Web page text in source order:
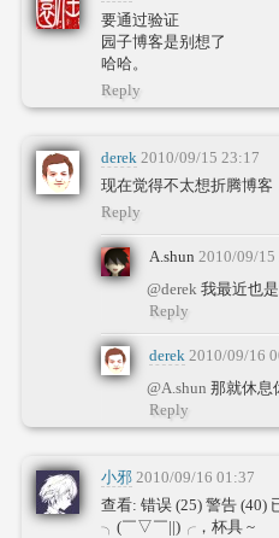
要通过验证
园子博客是别想了
哈哈。
Reply
derek 2010/09/15 23:17
现在觉得不太想折腾博客
Reply
A.shun 2010/09/15
@derek 我最近也
Reply
derek 2010/09/16
@A.shun 那就休息
Reply
小邪 2010/09/16 01:37
查看: 错误 (25) 警告 (40)
╮(￣▽￣||)╭，杯具 ~